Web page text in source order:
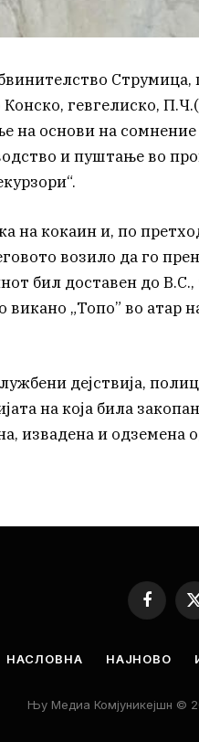
Струмица,
гевгелиско,
на основи на
и пуштање во
на кокаин и, по
возило да го
бил доставен до В.С.,
викано „Топо” во атар
дејствија,
на која била
извадена и одземена
НАСЛОВНА НАЈНОВО
Њу Медиа Комјуникејшн ©